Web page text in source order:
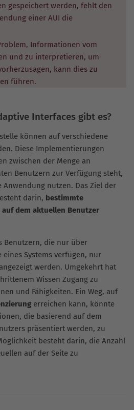
gespeichert werden, fehlt den
einer AUI die
Informationen vom
und zu interpretieren, um
kann dies zu
führen.
Interfaces gibt es?
können auf verschiedene
Diese Implementierungen
zwischen der Menge an
Benutzern zur Verfügung steht,
nutzen. Das Ziel der
darin, bestimmte
dem aktuellen Benutzer
Benutzern, die nur über
Systems verfügen, nur
werden. Umgekehrt hat
Wissen Zugang zu
und Fähigkeiten. Ein Weg, auf
erreichen kann, könnte
die basierend auf dem
präsentiert werden, zu
besteht darin, die Anzahl
auf der Seite zu